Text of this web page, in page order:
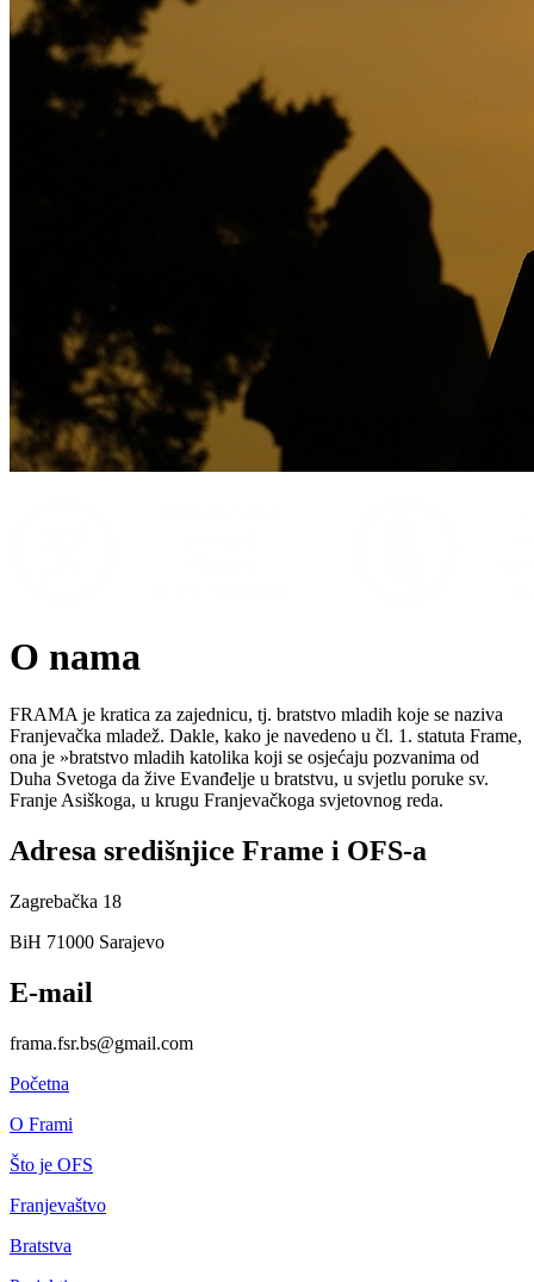
O nama
FRAMA je kratica za zajednicu, tj. bratstvo mladih koje se naziva
Franjevačka mladež. Dakle, kako je navedeno u čl. 1. statuta Frame,
ona je »bratstvo mladih katolika koji se osjećaju pozvanima od
Duha Svetoga da žive Evanđelje u bratstvu, u svjetlu poruke sv.
Franje Asiškoga, u krugu Franjevačkoga svjetovnog reda.
Adresa središnjice Frame i OFS-a
Zagrebačka 18
BiH 71000 Sarajevo
E-mail
frama.fsr.bs@gmail.com
Početna
O Frami
Što je OFS
Franjevaštvo
Bratstva